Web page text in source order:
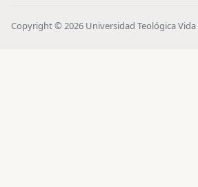
Copyright © 2026 Universidad Teológica